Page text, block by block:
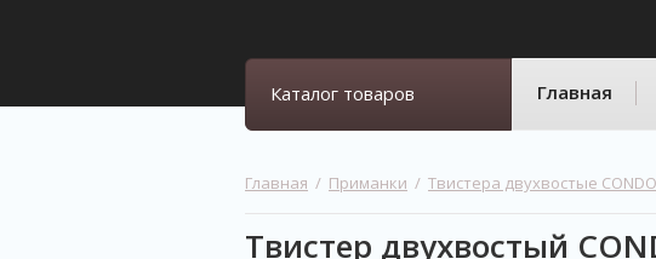
Каталог товаров Главная
Главная
  /
Приманки
  /
Твистера двухвостые
Твистер двухвостый